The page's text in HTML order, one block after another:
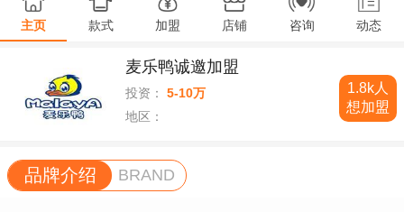
主页 款式 加盟 店铺 咨询 动态
麦乐鸭诚邀加盟
投资：
5-10万
地区：
1.8k人
想加盟
品牌介绍 BRAND